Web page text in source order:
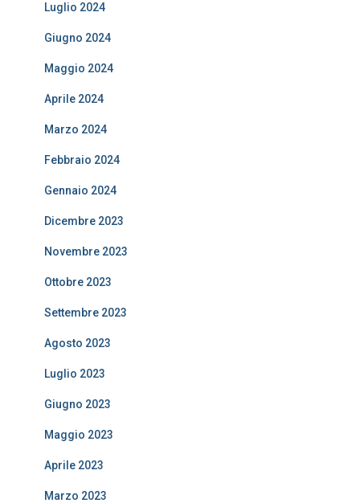
Luglio 2024
Giugno 2024
Maggio 2024
Aprile 2024
Marzo 2024
Febbraio 2024
Gennaio 2024
Dicembre 2023
Novembre 2023
Ottobre 2023
Settembre 2023
Agosto 2023
Luglio 2023
Giugno 2023
Maggio 2023
Aprile 2023
Marzo 2023